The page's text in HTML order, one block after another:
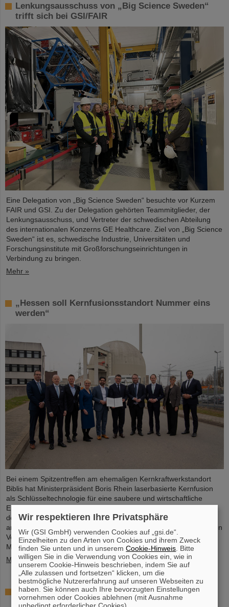
Lenkungsausschuss von „Big Science Sweden“
trifft sich bei GSI/FAIR
Eine Delegation von „Big Science Sweden“ besuchte vor Kurzem
FAIR und GSI. Zu der Delegation gehörten Teammitglieder, der
Lenkungsausschuss, und Vertreter der schwedischen Abteilung
des internationalen Konzerns GE Healthcare. Ziel von „Big Science
Sweden“ ist es, schwedische Industrie, Universitäten und
Forschungsinstitute mit Großforschungseinrichtungen in
Verbindung zu bringen.
Mehr »
„Hessen soll Kernfusionsstandort Nummer eins
werden“
Bei einem Spitzentreffen am ehemaligen Kernkraftwerkstandort
Biblis hat Ministerpräsident Boris Rhein laserbasierte Kernfusion
als Schlüsseltechnologie für eine saubere und wirtschaftliche
Energieversorgung bezeichnet. Auch Professor Thomas Nilsson,
der Wissenschaftliche Geschäftsführer von GSI und FAIR, nahm
an dem Treffen teil und unterzeichnete gemeinsam mit zahlreichen
Vertreter*innen aus Politk, Wirtschaft und Wissenschaft ein
Memorandum of Understanding (MoU) zur Kernfusion.
Mehr »
Schaufenster in die Spitzenforschung: SCIENCE
POP-UP von GSI/FAIR bringt Wissenschaft in die
Wir respektieren Ihre Privatsphäre
Wir (GSI GmbH) verwenden Cookies auf „gsi.de“.
Einzelheiten zu den Arten von Cookies und ihrem Zweck
finden Sie unten und in unseremCookie-Hinweis . Bitte
willigen Sie in die Verwendung von Cookies ein, wie in
unserem Cookie-Hinweis beschrieben, indem Sie auf
„Alle zulassen und fortsetzen“ klicken, um die
bestmögliche Nutzererfahrung auf unseren Webseiten zu
haben. Sie können auch Ihre bevorzugten Einstellungen
vornehmen oder Cookies ablehnen (mit Ausnahme
unbedingt erforderlicher Cookies).